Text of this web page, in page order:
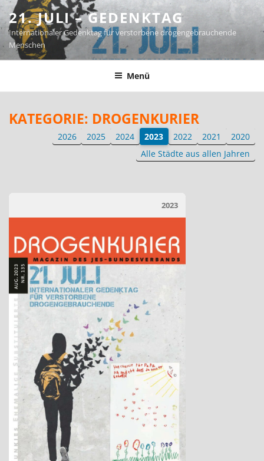
Zum
Inhalt
springen
21. JULI – GEDENKTAG
Internationaler Gedenktag für verstorbene drogengebrauchende
Menschen
Menü
KATEGORIE: DROGENKURIER
2026 2025 2024 2023 2022 2021
2020
Alle Städte aus allen Jahren
2023